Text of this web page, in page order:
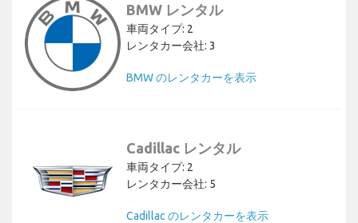
BMW レンタル
車両タイプ: 2
レンタカー会社: 3
BMW のレンタカーを表示
Cadillac レンタル
車両タイプ: 2
レンタカー会社: 5
Cadillac のレンタカーを表示